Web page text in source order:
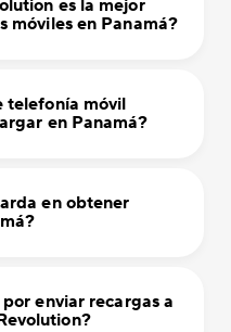
es la mejor
móviles en Panamá?
telefonía móvil
en Panamá?
en obtener
enviar recargas a